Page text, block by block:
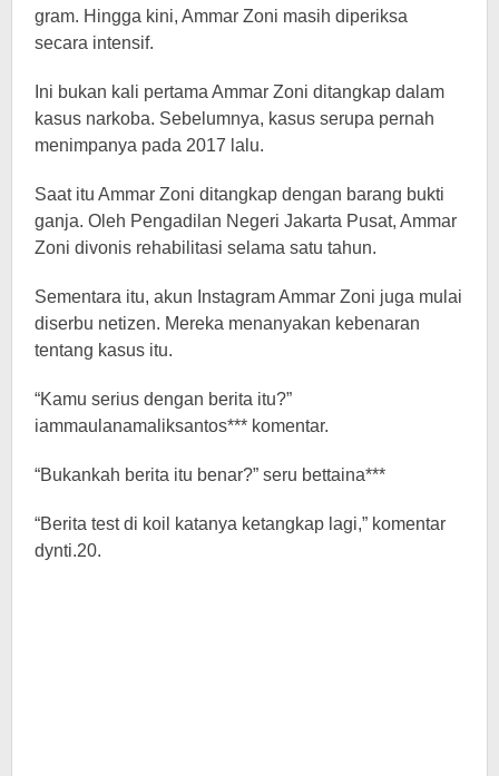
gram. Hingga kini, Ammar Zoni masih diperiksa
secara intensif.
Ini bukan kali pertama Ammar Zoni ditangkap dalam
kasus narkoba. Sebelumnya, kasus serupa pernah
menimpanya pada 2017 lalu.
Saat itu Ammar Zoni ditangkap dengan barang bukti
ganja. Oleh Pengadilan Negeri Jakarta Pusat, Ammar
Zoni divonis rehabilitasi selama satu tahun.
Sementara itu, akun Instagram Ammar Zoni juga mulai
diserbu netizen. Mereka menanyakan kebenaran
tentang kasus itu.
“Kamu serius dengan berita itu?”
iammaulanamaliksantos*** komentar.
“Bukankah berita itu benar?” seru bettaina***
“Berita test di koil katanya ketangkap lagi,” komentar
dynti.20.